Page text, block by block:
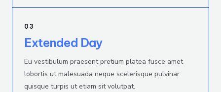
03
Extended Day
Eu vestibulum praesent pretium platea fusce amet
lobortis ut malesuada neque scelerisque pulvinar
quisque turpis ut etiam sit volutpat.